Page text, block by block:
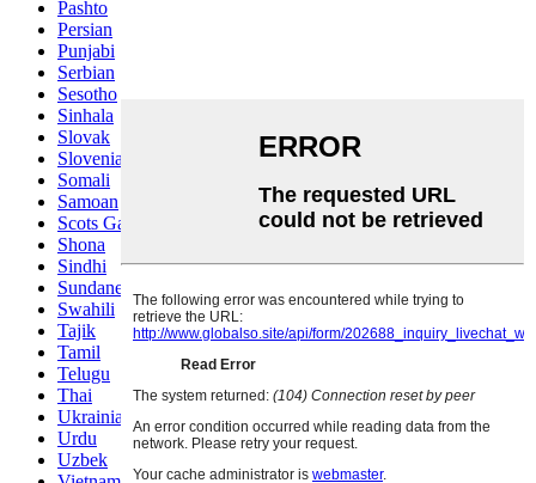
Pashto
Persian
Punjabi
Serbian
Sesotho
Sinhala
Slovak
Slovenian
Somali
Samoan
Scots Gaelic
Shona
Sindhi
Sundanese
Swahili
Tajik
Tamil
Telugu
Thai
Ukrainian
Urdu
Uzbek